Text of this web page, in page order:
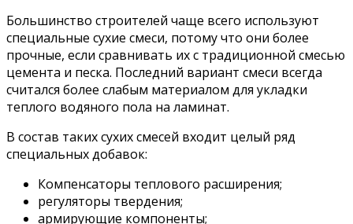
Большинство строителей чаще всего используют
специальные сухие смеси, потому что они более
прочные, если сравнивать их с традиционной смесью
цемента и песка. Последний вариант смеси всегда
считался более слабым материалом для укладки
теплого водяного пола на ламинат.
В состав таких сухих смесей входит целый ряд
специальных добавок:
Компенсаторы теплового расширения;
регуляторы твердения;
армирующие компоненты;